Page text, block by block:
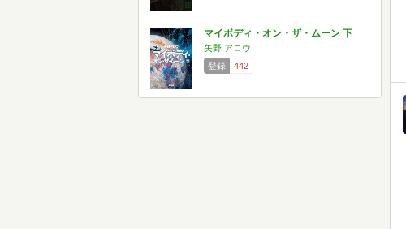
マイボディ・オン・ザ・ムーン 下
矢野 アロウ
登録
442